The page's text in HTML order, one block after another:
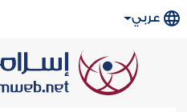
عربي